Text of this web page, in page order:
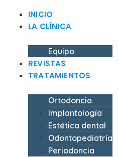
INICIO
LA CLÍNICA
Equipo
REVISTAS
TRATAMIENTOS
Ortodoncia
Implantología
Estética dental
Odontopediatría
Periodoncia